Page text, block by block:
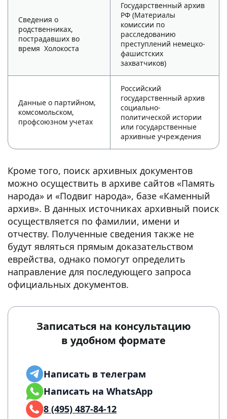
Сведения о
родственниках,
пострадавших во
время Холокоста
Государственный архив
РФ (Материалы
комиссии по
расследованию
преступлений немецко-
фашистских
захватчиков)
Данные о партийном,
комсомольском,
профсоюзном учетах
Российский
государственный архив
социально-
политической истории
или государственные
архивные учреждения
Кроме того, поиск архивных документов
можно осуществить в архиве сайтов «Память
народа» и «Подвиг народа», базе «Каменный
архив». В данных источниках архивный поиск
осуществляется по фамилии, имени и
отчеству. Полученные сведения также не
будут являться прямым доказательством
еврейства, однако помогут определить
направление для последующего запроса
официальных документов.
Записаться на консультацию
в удобном формате
Написать в телеграм
Написать на WhatsApp
8 (495) 487-84-12